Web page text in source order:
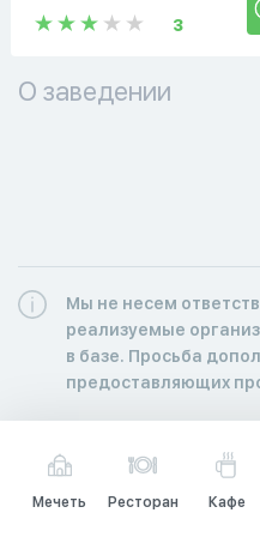
3
О заведении
Мы не несем
реализуемые
в базе. Просьба
предоставляющих
Мечеть Ресторан Кафе